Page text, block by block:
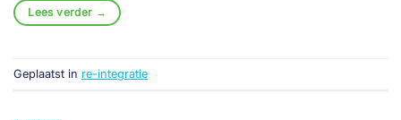
Lees verder →
Geplaatst in re-integratie